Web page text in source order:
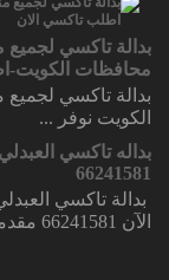
محافظات الكويت-
بدالة تاكسي
الكويت نوفر ...
66241581
الآن 66241581 مقدمة في عالم يتسم ...